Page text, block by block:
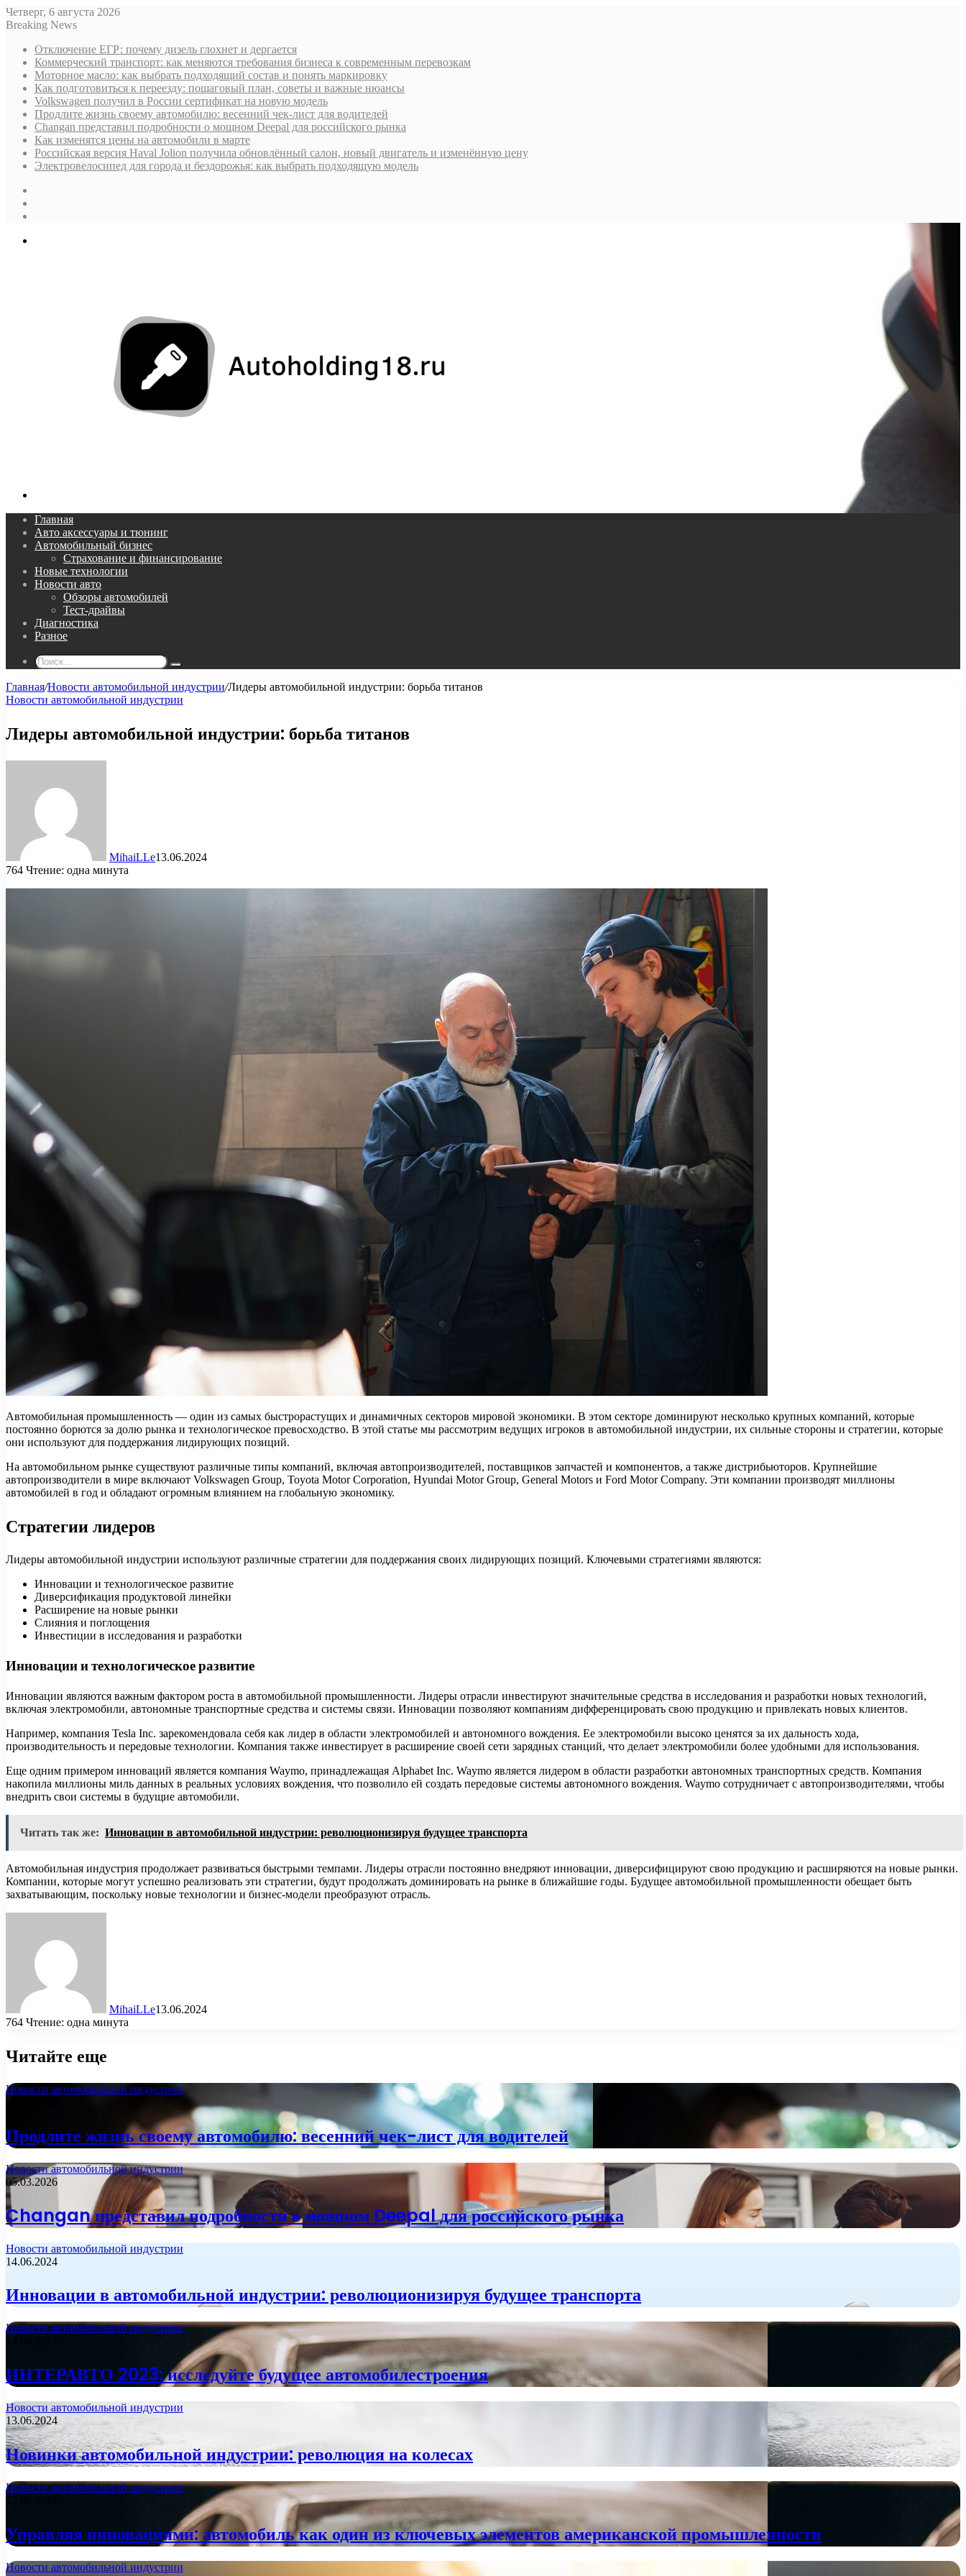
Четверг, 6 августа 2026
Breaking News
Отключение ЕГР: почему дизель глохнет и дергается
Коммерческий транспорт: как меняются требования бизнеса к современным перевозкам
Моторное масло: как выбрать подходящий состав и понять маркировку
Как подготовиться к переезду: пошаговый план, советы и важные нюансы
Volkswagen получил в России сертификат на новую модель
Продлите жизнь своему автомобилю: весенний чек-лист для водителей
Changan представил подробности о мощном Deepal для российского рынка
Как изменятся цены на автомобили в марте
Российская версия Haval Jolion получила обновлённый салон, новый двигатель и изменённую цену
Электровелосипед для города и бездорожья: как выбрать подходящую модель
Главная
Авто аксессуары и тюнинг
Автомобильный бизнес
Страхование и финансирование
Новые технологии
Новости авто
Обзоры автомобилей
Тест-драйвы
Диагностика
Разное
Поиск...
Главная/Новости автомобильной индустрии/Лидеры автомобильной индустрии: борьба титанов
Новости автомобильной индустрии
Лидеры автомобильной индустрии: борьба титанов
MihaiLLe13.06.2024
764 Чтение: одна минута
Автомобильная промышленность — один из самых быстрорастущих и динамичных секторов мировой экономики. В этом секторе доминируют несколько крупных компаний, которые
постоянно борются за долю рынка и технологическое превосходство. В этой статье мы рассмотрим ведущих игроков в автомобильной индустрии, их сильные стороны и стратегии, которые
они используют для поддержания лидирующих позиций.
На автомобильном рынке существуют различные типы компаний, включая автопроизводителей, поставщиков запчастей и компонентов, а также дистрибьюторов. Крупнейшие
автопроизводители в мире включают Volkswagen Group, Toyota Motor Corporation, Hyundai Motor Group, General Motors и Ford Motor Company. Эти компании производят миллионы
автомобилей в год и обладают огромным влиянием на глобальную экономику.
Стратегии лидеров
Лидеры автомобильной индустрии используют различные стратегии для поддержания своих лидирующих позиций. Ключевыми стратегиями являются:
Инновации и технологическое развитие
Диверсификация продуктовой линейки
Расширение на новые рынки
Слияния и поглощения
Инвестиции в исследования и разработки
Инновации и технологическое развитие
Инновации являются важным фактором роста в автомобильной промышленности. Лидеры отрасли инвестируют значительные средства в исследования и разработки новых технологий,
включая электромобили, автономные транспортные средства и системы связи. Инновации позволяют компаниям дифференцировать свою продукцию и привлекать новых клиентов.
Например, компания Tesla Inc. зарекомендовала себя как лидер в области электромобилей и автономного вождения. Ее электромобили высоко ценятся за их дальность хода,
производительность и передовые технологии. Компания также инвестирует в расширение своей сети зарядных станций, что делает электромобили более удобными для использования.
Еще одним примером инноваций является компания Waymo, принадлежащая Alphabet Inc. Waymo является лидером в области разработки автономных транспортных средств. Компания
накопила миллионы миль данных в реальных условиях вождения, что позволило ей создать передовые системы автономного вождения. Waymo сотрудничает с автопроизводителями, чтобы
внедрить свои системы в будущие автомобили.
Читать так же: Инновации в автомобильной индустрии: революционизируя будущее транспорта
Автомобильная индустрия продолжает развиваться быстрыми темпами. Лидеры отрасли постоянно внедряют инновации, диверсифицируют свою продукцию и расширяются на новые рынки.
Компании, которые могут успешно реализовать эти стратегии, будут продолжать доминировать на рынке в ближайшие годы. Будущее автомобильной промышленности обещает быть
захватывающим, поскольку новые технологии и бизнес-модели преобразуют отрасль.
MihaiLLe13.06.2024
764 Чтение: одна минута
Читайте еще
Новости автомобильной индустрии
Продлите жизнь своему автомобилю: весенний чек-лист для водителей
Новости автомобильной индустрии
05.03.2026
Changan представил подробности о мощном Deepal для российского рынка
Новости автомобильной индустрии
14.06.2024
Инновации в автомобильной индустрии: революционизируя будущее транспорта
Новости автомобильной индустрии
ИНТЕРАВТО 2023: исследуйте будущее автомобилестроения
Новости автомобильной индустрии
13.06.2024
Новинки автомобильной индустрии: революция на колесах
Новости автомобильной индустрии
Управляя инновациями: автомобиль как один из ключевых элементов американской промышленности
Новости автомобильной индустрии